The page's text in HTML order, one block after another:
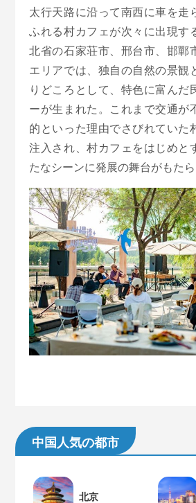
太行天路に沿って南西に車を走
ふれる村カフェが次々に出現す
北省の石家荘市、邢台市、邯鄲
エリアでは、独自の自然の景観
りどころとして、特色に富んだ
ーが生まれた。これまで交通が
的といった理由でさびれていた
注入され、村カフェをはじめと
たなシーンに発展の舞台がもたら
中国人気の都市
北京